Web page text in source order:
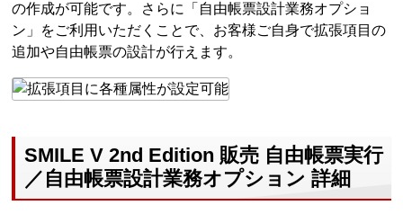
の作成が可能です。さらに「自由帳票設計業務オプショ
ン」をご利用いただくことで、お客様ご自身で拡張項目の
追加や自由帳票の設計が行えます。
SMILE V 2nd Edition 販売 自由帳票実行
／自由帳票設計業務オプション 詳細